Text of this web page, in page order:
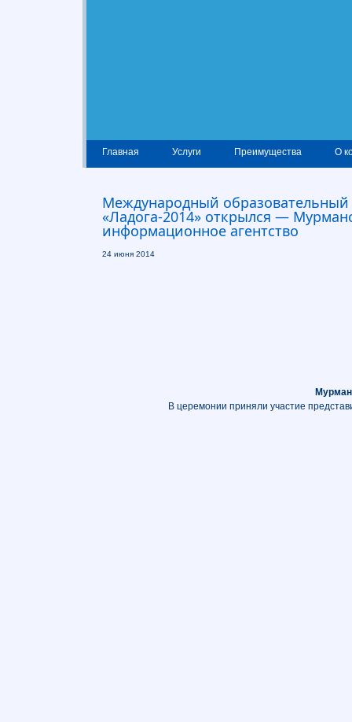
Главная Услуги Преимущества О
Международный
«Ладога-2014» открылся —
информационное агентство
24 июня 2014
В церемонии приняли участие